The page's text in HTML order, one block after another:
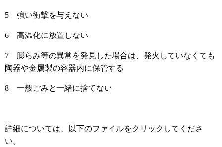
5 強い衝撃を与えない
6 高温化に放置しない
7 膨らみ等の異常を発見した場合は、発火していなくても
陶器や金属製の容器内に保管する
8 一般ごみと一緒に捨てない
詳細については、以下のファイルをクリックしてくださ
い。